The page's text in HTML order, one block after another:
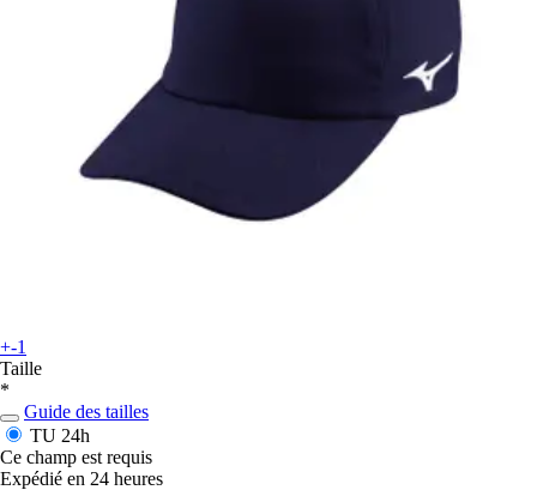
+-1
Taille
*
Guide des tailles
TU 24h
Ce champ est requis
Expédié en 24 heures